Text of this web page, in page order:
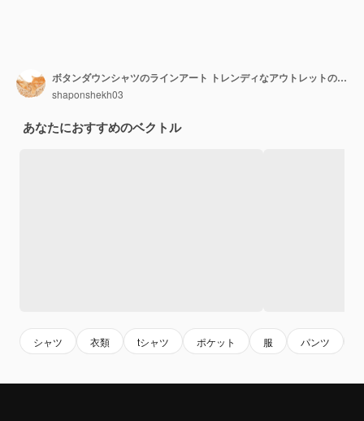
ボタンダウンシャツのラインアート トレンディなアウトレットのブループリント
shaponshekh03
あなたにおすすめのベクトル
シャツ 衣類 tシャツ ポケット 服 パンツ